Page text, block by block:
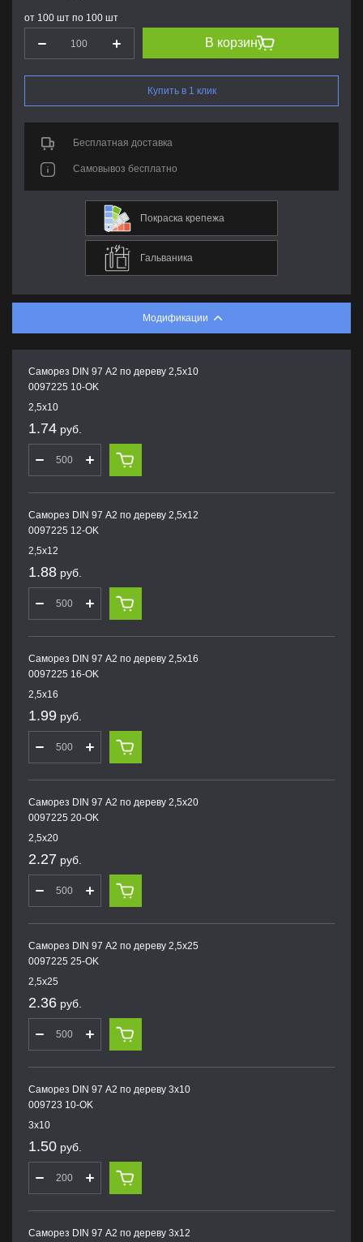
от 100 шт по 100 шт
В корзину
Купить в 1 клик
Бесплатная доставка
Самовывоз бесплатно
Покраска крепежа
Гальваника
Модификации
Саморез DIN 97 А2 по дереву 2,5х10
0097225 10-OK
2,5х10
1.74 руб.
Саморез DIN 97 А2 по дереву 2,5х12
0097225 12-OK
2,5х12
1.88 руб.
Саморез DIN 97 А2 по дереву 2,5х16
0097225 16-OK
2,5х16
1.99 руб.
Саморез DIN 97 А2 по дереву 2,5х20
0097225 20-OK
2,5х20
2.27 руб.
Саморез DIN 97 А2 по дереву 2,5х25
0097225 25-OK
2,5х25
2.36 руб.
Саморез DIN 97 А2 по дереву 3х10
009723 10-OK
3х10
1.50 руб.
Саморез DIN 97 А2 по дереву 3х12